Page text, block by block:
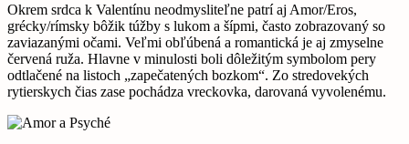
Okrem srdca k Valentínu neodmysliteľne patrí aj Amor/Eros,
grécky/rímsky bôžik túžby s lukom a šípmi, často zobrazovaný so
zaviazanými očami. Veľmi obľúbená a romantická je aj zmyselne
červená ruža. Hlavne v minulosti boli dôležitým symbolom pery
odtlačené na listoch „zapečatených bozkom“. Zo stredovekých
rytierskych čias zase pochádza vreckovka, darovaná vyvolenému.